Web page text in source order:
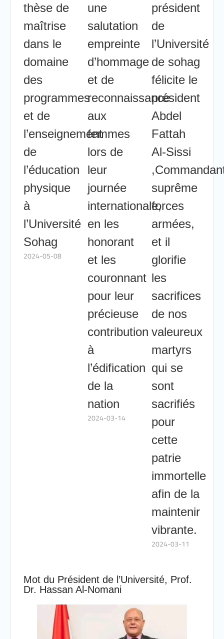
thèse de
maîtrise
dans le
domaine
des
programmes
et de
l’enseignement
de
l’éducation
physique
à
l’Université
Sohag
2024-05-08
une
salutation
empreinte
d’hommage
et de
reconnaissance
aux
femmes
lors de
leur
journée
internationale,
en les
honorant
et les
couronnant
pour leur
précieuse
contribution
à
l’édification
de la
nation
2024-03-14
président
de
l’Université
de sohag
félicite le
président
Abdel
Fattah
Al-Sissi
suprême
forces
armées,
et il
glorifie
les
sacrifices
de nos
valeureux
martyrs
qui se
sont
sacrifiés
pour
cette
patrie
immortelle
afin de la
maintenir
vibrante.
2024-03-11
Mot du Président de l’Université, Prof.
Dr. Hassan Al-Nomani